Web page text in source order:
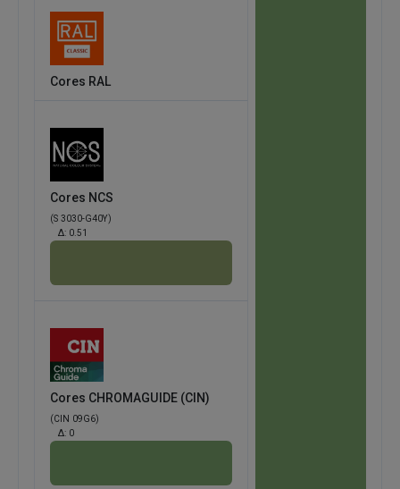
Cores RAL
Cores NCS
(S 3030-G40Y)
Δ: 0.51
Cores CHROMAGUIDE (CIN)
(CIN 09G6)
Δ: 0